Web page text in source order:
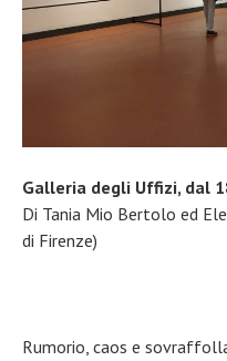
Galleria degli Uffizi, dal
Di Tania Mio Bertolo ed
di Firenze)
Rumorio, caos e